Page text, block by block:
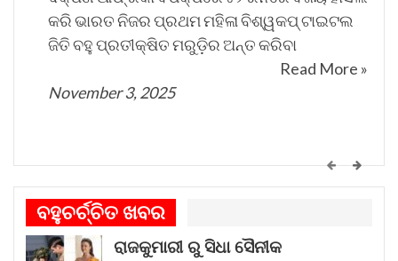
କରି ଭାରତ ନିଜର ପ୍ରଥମ ମହିଳା ବିଶ୍ୱକପ୍ ଟାଇଟଲ
ଜିତି ବହୁ ପ୍ରତୀକ୍ଷିତ ମରୁଡ଼ିର ଅନ୍ତ କରିବା
Read More »
November 3, 2025
କେମିତି ଚାଲିଛି କଟକ ଐତିହାସିକ ବାଲିଯାତ୍ରା ପ୍ରସ୍ତୁତି
ଗୀତଟି କାନରେ ପଡ଼ିଲେ, ଆଖି ଆଗରେ ନାଚିଯାଏ
ଓଡ଼ିଶାର ନୌବାଣିଜ୍ୟ ପରମ୍ପରା । ଓଡ଼ିଶାର ପ୍ରାଚୀନ
ନାମ କଳିଙ୍ଗ । ପ୍ରାଚୀନ କଳିଙ୍ଗକୁ ସମୃଦ୍ଧ କରିଥିଲା
ବହୁଚର୍ଚ୍ଚିତ ଖବର
ରାଜକୁମାରୀ ରୁ ସିଧା ସୈନୀକ